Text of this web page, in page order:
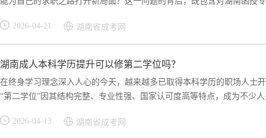
2026-04-21 湖南省成考网
湖南成人本科学历提升可以修第二学位吗？
在终身学习理念深入人心的今天，越来越多已取得本科学历的职场人士
“第二学位”因其结构完整、专业性强、国家认可度高等特点，成为不少
2026-04-13 湖南省成考网